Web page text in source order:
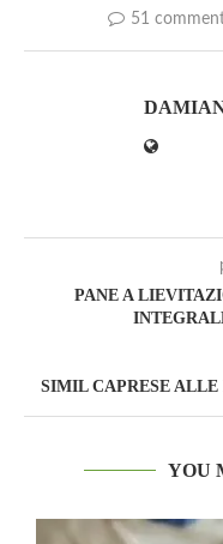
51
PANE A
SIMIL CAPRESE
YOU